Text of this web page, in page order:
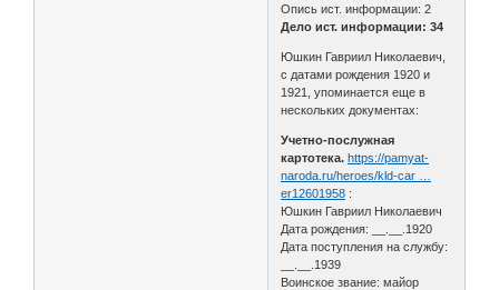
Опись ист. информации: 2
Дело ист. информации: 34
Юшкин Гавриил Николаевич,
с датами рождения 1920 и
1921, упоминается еще в
нескольких документах:
Учетно-послужная
картотека. https://pamyat-
naroda.ru/heroes/kld-car …
er12601958 :
Юшкин Гавриил Николаевич
Дата рождения: __.__.1920
Дата поступления на службу:
__.__.1939
Воинское звание: майор